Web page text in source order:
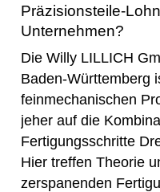
Präzisionsteile-
Unternehmen?
Die Willy LILLICH
Baden-Württemberg
feinmechanischen
jeher auf die
Fertigungsschritte
Hier treffen Theorie
zerspanenden